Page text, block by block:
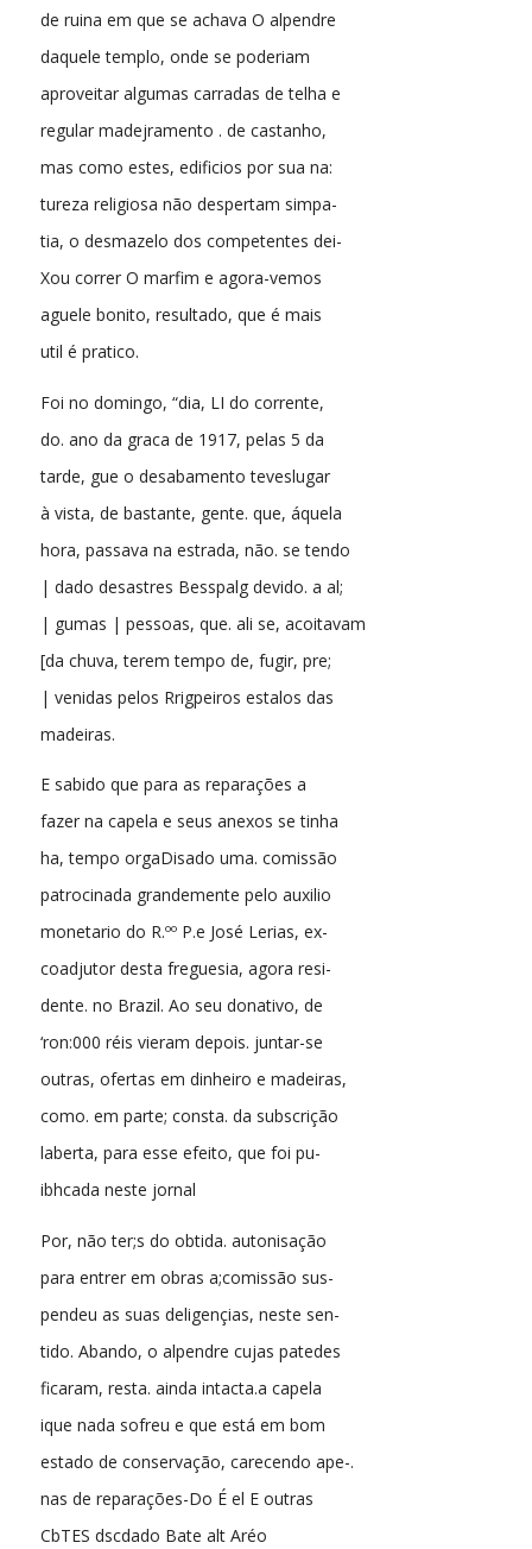
de ruina em que se achava O alpendre
daquele templo, onde se poderiam
aproveitar algumas carradas de telha e
regular madejramento . de castanho,
mas como estes, edificios por sua na:
tureza religiosa não despertam simpa-
tia, o desmazelo dos competentes dei-
Xou correr O marfim e agora-vemos
aguele bonito, resultado, que é mais
util é pratico.
Foi no domingo, “dia, LI do corrente,
do. ano da graca de 1917, pelas 5 da
tarde, gue o desabamento teveslugar
à vista, de bastante, gente. que, áquela
hora, passava na estrada, não. se tendo
| dado desastres Besspalg devido. a al;
| gumas | pessoas, que. ali se, acoitavam
[da chuva, terem tempo de, fugir, pre;
| venidas pelos Rrigpeiros estalos das
madeiras.
E sabido que para as reparações a
fazer na capela e seus anexos se tinha
ha, tempo orgaDisado uma. comissão
patrocinada grandemente pelo auxilio
monetario do R.ºº P.e José Lerias, ex-
coadjutor desta freguesia, agora resi-
dente. no Brazil. Ao seu donativo, de
‘ron:000 réis vieram depois. juntar-se
outras, ofertas em dinheiro e madeiras,
como. em parte; consta. da subscrição
laberta, para esse efeito, que foi pu-
ibhcada neste jornal
Por, não ter;s do obtida. autonisação
para entrer em obras a;comissão sus-
pendeu as suas deligençias, neste sen-
tido. Abando, o alpendre cujas patedes
ficaram, resta. ainda intacta.a capela
ique nada sofreu e que está em bom
estado de conservação, carecendo ape-.
nas de reparações-Do É el E outras
CbTES dscdado Bate alt Aréo